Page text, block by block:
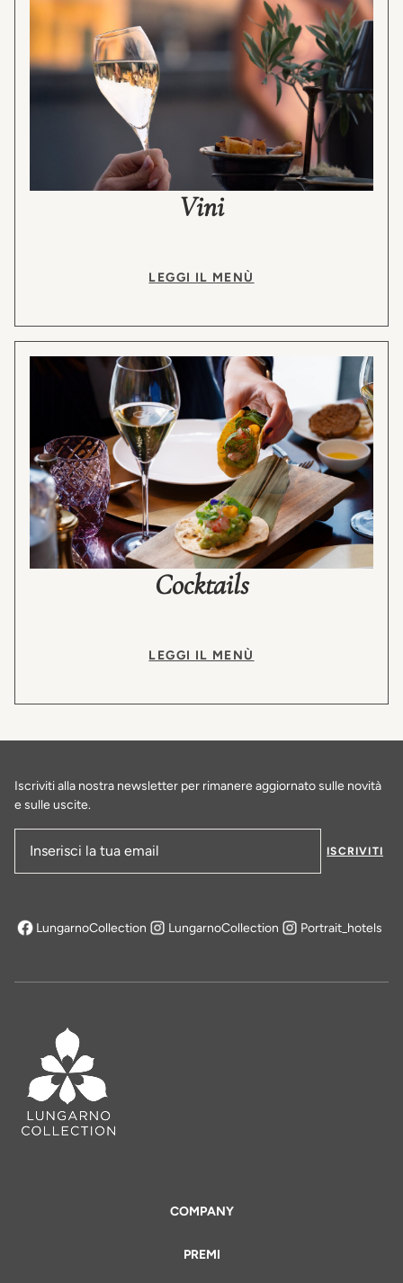
Vini
LEGGI IL MENÙ
Cocktails
LEGGI IL MENÙ
COMPANY
PREMI
Iscriviti alla nostra newsletter per rimanere aggiornato sulle novità
e sulle uscite.
ISCRIVITI
LungarnoCollection
si apre in una nuova scheda
LungarnoCollection Portrait_hotels